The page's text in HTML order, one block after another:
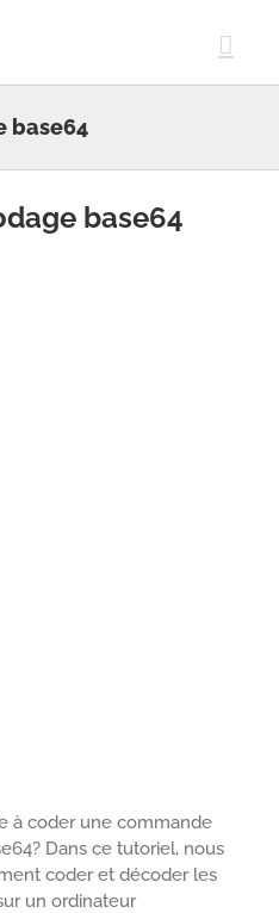
base64
base64
à coder une commande
Dans ce tutoriel, nous
coder et décoder les
un ordinateur